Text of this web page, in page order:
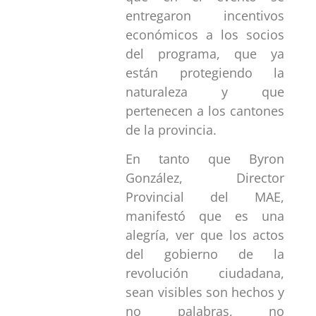
entregaron incentivos
económicos a los socios
del programa, que ya
están protegiendo la
naturaleza y que
pertenecen a los cantones
de la provincia.
En tanto que Byron
González, Director
Provincial del MAE,
manifestó que es una
alegría, ver que los actos
del gobierno de la
revolución ciudadana,
sean visibles son hechos y
no palabras, no